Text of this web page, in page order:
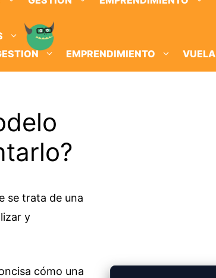
EMPRENDIMIENTO VUELA
se trata de una
y
cómo una